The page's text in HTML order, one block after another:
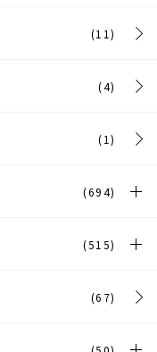
(11)
(4)
(1)
(694)
(515)
(67)